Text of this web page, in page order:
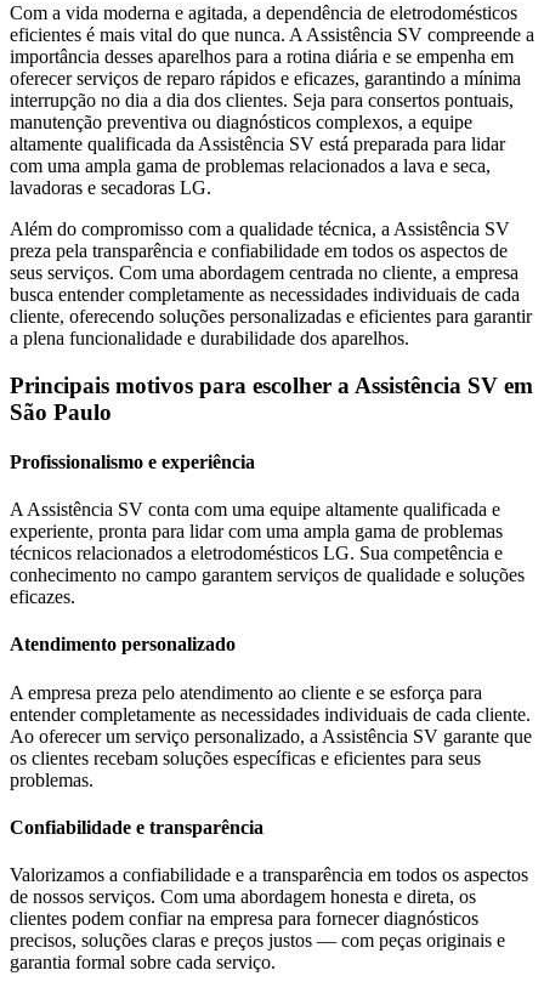
Com a vida moderna e agitada, a dependência de eletrodomésticos
eficientes é mais vital do que nunca. A Assistência SV compreende a
importância desses aparelhos para a rotina diária e se empenha em
oferecer serviços de reparo rápidos e eficazes, garantindo a mínima
interrupção no dia a dia dos clientes. Seja para consertos pontuais,
manutenção preventiva ou diagnósticos complexos, a equipe
altamente qualificada da Assistência SV está preparada para lidar
com uma ampla gama de problemas relacionados a lava e seca,
lavadoras e secadoras LG.
Além do compromisso com a qualidade técnica, a Assistência SV
preza pela transparência e confiabilidade em todos os aspectos de
seus serviços. Com uma abordagem centrada no cliente, a empresa
busca entender completamente as necessidades individuais de cada
cliente, oferecendo soluções personalizadas e eficientes para garantir
a plena funcionalidade e durabilidade dos aparelhos.
Principais motivos para escolher a Assistência SV em
São Paulo
Profissionalismo e experiência
A Assistência SV conta com uma equipe altamente qualificada e
experiente, pronta para lidar com uma ampla gama de problemas
técnicos relacionados a eletrodomésticos LG. Sua competência e
conhecimento no campo garantem serviços de qualidade e soluções
eficazes.
Atendimento personalizado
A empresa preza pelo atendimento ao cliente e se esforça para
entender completamente as necessidades individuais de cada cliente.
Ao oferecer um serviço personalizado, a Assistência SV garante que
os clientes recebam soluções específicas e eficientes para seus
problemas.
Confiabilidade e transparência
Valorizamos a confiabilidade e a transparência em todos os aspectos
de nossos serviços. Com uma abordagem honesta e direta, os
clientes podem confiar na empresa para fornecer diagnósticos
precisos, soluções claras e preços justos — com peças originais e
garantia formal sobre cada serviço.